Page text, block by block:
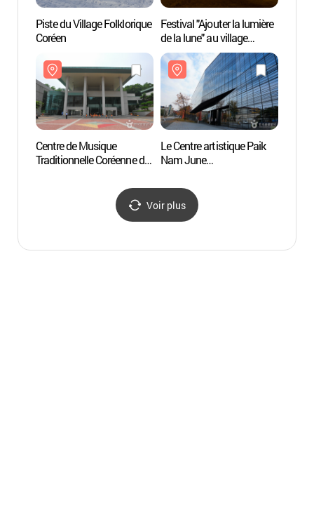
Piste du Village Folklorique
Coréen
Festival "Ajouter la lumière
de la lune" au village
folklorique coréen
(한국민속촌 '달빛을
더하다')
Centre de Musique
Traditionnelle Coréenne du
Le Centre artistique Paik
Nam June
Voir plus